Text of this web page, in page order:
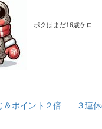
ボクはまだ16歳ケロ
＆ポイント２倍 ３連